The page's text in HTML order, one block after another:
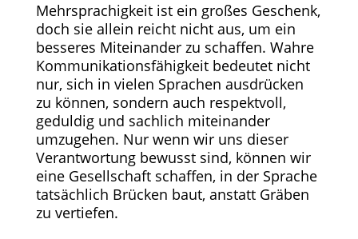
Mehrsprachigkeit ist ein großes Geschenk,
doch sie allein reicht nicht aus, um ein
besseres Miteinander zu schaffen. Wahre
Kommunikationsfähigkeit bedeutet nicht
nur, sich in vielen Sprachen ausdrücken
zu können, sondern auch respektvoll,
geduldig und sachlich miteinander
umzugehen. Nur wenn wir uns dieser
Verantwortung bewusst sind, können wir
eine Gesellschaft schaffen, in der Sprache
tatsächlich Brücken baut, anstatt Gräben
zu vertiefen.